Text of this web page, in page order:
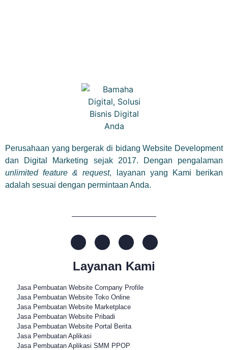
Perusahaan yang bergerak di bidang Website Development
dan Digital Marketing sejak 2017. Dengan pengalaman
unlimited feature & request, layanan yang Kami berikan
adalah sesuai dengan permintaan Anda.
Layanan Kami
Jasa Pembuatan Website Company Profile
Jasa Pembuatan Website Toko Online
Jasa Pembuatan Website Marketplace
Jasa Pembuatan Website Pribadi
Jasa Pembuatan Website Portal Berita
Jasa Pembuatan Aplikasi
Jasa Pembuatan Aplikasi SMM PPOP